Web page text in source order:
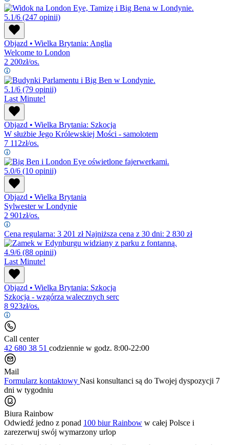
5.1/6 (247 opinii)
Objazd • Wielka Brytania: Anglia
Welcome to London
2 200zł/os.
5.1/6 (79 opinii)
Last Minute!
Objazd • Wielka Brytania: Szkocja
W służbie Jego Królewskiej Mości - samolotem
7 112zł/os.
5.0/6 (10 opinii)
Objazd • Wielka Brytania
Sylwester w Londynie
2 901zł/os.
Cena regularna: 3 201 złNajniższa cena z 30 dni: 2 830 zł
4.9/6 (88 opinii)
Last Minute!
Objazd • Wielka Brytania: Szkocja
Szkocja - wzgórza walecznych serc
8 923zł/os.
Call center
42 680 38 51 codziennie w godz. 8:00-22:00
Mail
Formularz kontaktowy Nasi konsultanci są do Twojej dyspozycji 7
dni w tygodniu
Biura Rainbow
Odwiedź jedno z ponad 100 biur Rainbow w całej Polsce i
zarezerwuj swój wymarzony urlop